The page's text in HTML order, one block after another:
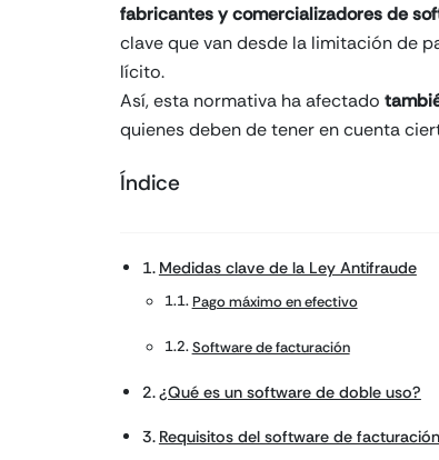
fabricantes y comercializadores de
clave que van desde la limitación de
lícito.
Así, esta normativa ha afectado
quienes deben de tener en cuenta
Índice
Medidas clave de la Ley Antifraude
Pago máximo en efectivo
Software de facturación
¿Qué es un software de doble uso?
Requisitos del software de